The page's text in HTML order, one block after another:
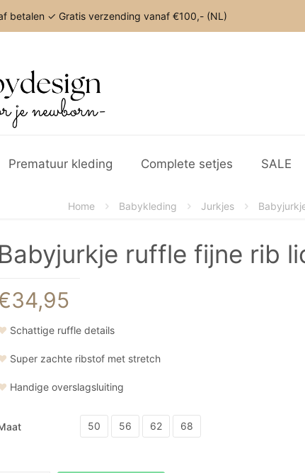
betalen ✓ Gratis verzending vanaf €100,- (NL)
Prematuur kleding Complete setjes SALE
Home Babykleding Jurkjes
Babyjurkje ruffle fijne rib
34,95
Schattige ruffle details
Super zachte ribstof met stretch
Handige overslagsluiting
50 56 62 68